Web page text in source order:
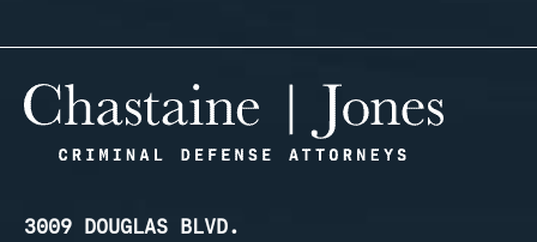
3009 DOUGLAS BLVD.